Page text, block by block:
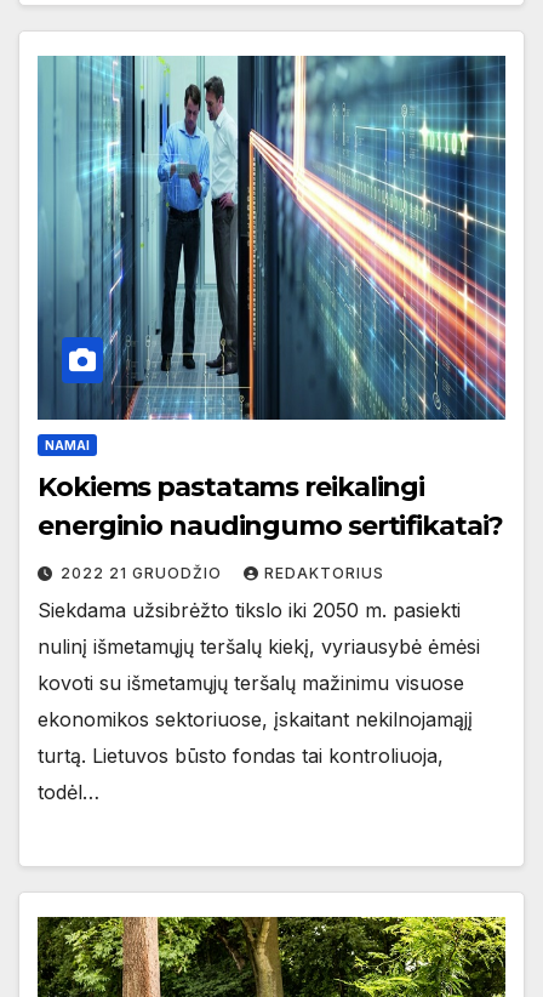
NAMAI
Kokiems pastatams reikalingi
energinio naudingumo sertifikatai?
2022 21 GRUODŽIO REDAKTORIUS
Siekdama užsibrėžto tikslo iki 2050 m. pasiekti
nulinį išmetamųjų teršalų kiekį, vyriausybė ėmėsi
kovoti su išmetamųjų teršalų mažinimu visuose
ekonomikos sektoriuose, įskaitant nekilnojamąjį
turtą. Lietuvos būsto fondas tai kontroliuoja,
todėl…